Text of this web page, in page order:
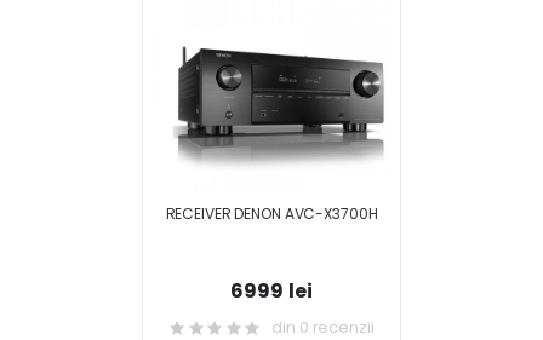
RECEIVER DENON AVC-X3700H
6999 lei
din 0 recenzii